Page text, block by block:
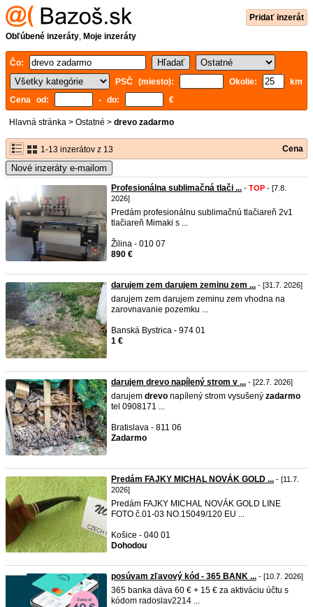
Pridať inzerát
Obľúbené inzeráty, Moje inzeráty
Čo:
PSČ (miesto):
Okolie:
km
Cena od:
- do: €
Hlavná stránka > Ostatné > drevo zadarmo
1-13 inzerátov z 13 Cena
Nové inzeráty e-mailom
Profesionálna sublimačná tlači ... - TOP - [7.8.
2026]
Predám profesionálnu sublimačnú tlačiareň 2v1
tlačiareň Mimaki s ...
Žilina - 010 07
890 €
darujem zem darujem zeminu zem ... - [31.7. 2026]
darujem zem darujem zeminu zem vhodna na
zarovnavanie pozemku ...
Banská Bystrica - 974 01
1 €
darujem drevo napílený strom v ... - [22.7. 2026]
darujem drevo napílený strom vysušený zadarmo
tel 0908171 ...
Bratislava - 811 06
Zadarmo
Predám FAJKY MICHAL NOVÁK GOLD ... - [11.7.
2026]
Predám FAJKY MICHAL NOVÁK GOLD LINE
FOTO č.01-03 NO.15049/120 EU ...
Košice - 040 01
Dohodou
posúvam zľavový kód - 365 BANK ... - [10.7. 2026]
365 banka dáva 60 € + 15 € za aktiváciu účtu s
kódom radoslav2214 ...